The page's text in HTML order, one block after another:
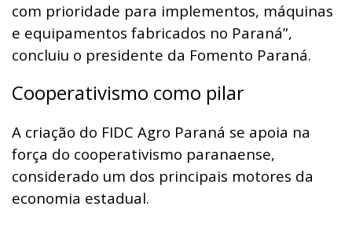
com prioridade para implementos, máquinas
e equipamentos fabricados no Paraná”,
concluiu o presidente da Fomento Paraná.
Cooperativismo como pilar
A criação do FIDC Agro Paraná se apoia na
força do cooperativismo paranaense,
considerado um dos principais motores da
economia estadual.